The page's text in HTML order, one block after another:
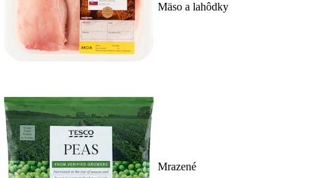
Mäso a lahôdky
Mrazené